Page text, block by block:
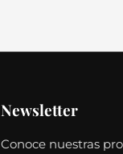
Newsletter
Conoce nuestras